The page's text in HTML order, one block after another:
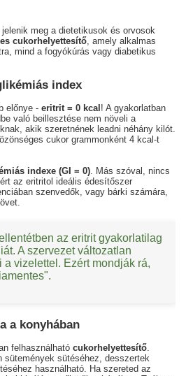
meg a dietetikusok és orvosok
cukorhelyettesítő, amely alkalmas
mind a fogyókúrás vagy diabetikus
index
előnye - eritrit = 0 kcal ! A gyakorlatban
való beillesztése nem növeli a
akik szeretnének leadni néhány kilót.
cukor grammonként 4 kcal-t
indexe (GI = 0). Más szóval, nincs
az eritritol ideális édesítőszer
szenvedők, vagy bárki számára,
az eritrit gyakorlatilag
A szervezet változatlan
vizelettel. Ezért mondják rá,
a konyhában
felhasználható cukorhelyettesítő.
sütemények sütéséhez, desszertek
használható. Ha szereted az